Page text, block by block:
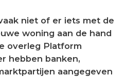
niet of er iets met de
woning aan de hand
overleg Platform
hebben banken,
aangegeven